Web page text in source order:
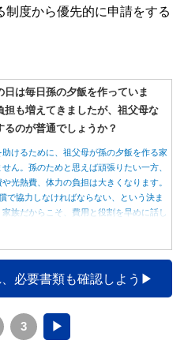
制度から優先的に申請をする
日は毎日孫の夕飯を作っていま
担も増えてきましたが、祖父母な
るのが普通でしょうか？
けるために、祖父母が孫の夕飯を作る家
ん。孫のためと思えば頑張りたい一方、
光熱費、体力の負担は大きくなります。
で協力しなければならない、という決ま
族だからこそ、費用と役割を早めに話し
必要書類も確認しよう
3 ▶